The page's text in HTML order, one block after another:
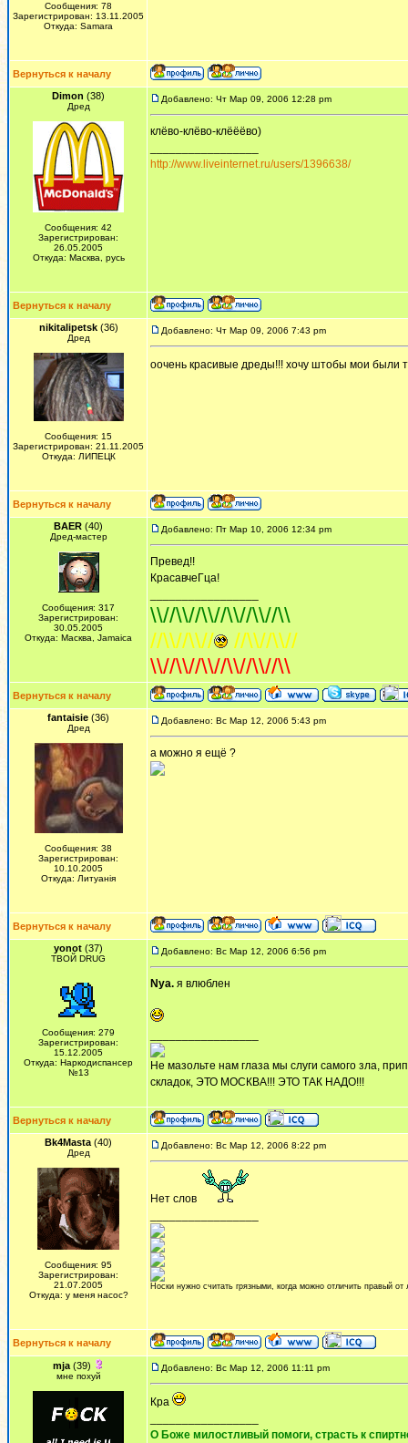
Сообщения: 78
Зарегистрирован: 13.11.2005
Откуда: Samara
Вернуться к началу
Dimon (38)
Дред
Сообщения: 42
Зарегистрирован:
26.05.2005
Откуда: Масква, русь
Добавлено: Чт Мар 09, 2006 12:28 pm
клёво-клёво-клёёёво)
http://www.liveinternet.ru/users/1396638/
Вернуться к началу
nikitalipetsk(36)
Дред
Сообщения: 15
Зарегистрирован: 21.11.2005
Откуда: ЛИПЕЦК
Добавлено: Чт Мар 09, 2006 7:43 pm
оочень красивые дреды!!! хочу штобы мои были
Вернуться к началу
BAER (40)
Дред-мастер
Сообщения: 317
Зарегистрирован:
30.05.2005
Откуда: Масква, Jamaica
Добавлено: Пт Мар 10, 2006 12:34 pm
Превед!!
КрасавчеГца!
\\//\\//\\//\\//\\//\\
//\\//\\//
//\\//\\//
\\//\\//\\//\\//\\//\\
Вернуться к началу
fantaisie (36)
Дред
Сообщения: 38
Зарегистрирован:
10.10.2005
Откуда: Литуанiя
Добавлено: Вс Мар 12, 2006 5:43 pm
а можно я ещё ?
Вернуться к началу
yonot (37)
ТВОЙ DRUG
Сообщения: 279
Зарегистрирован:
15.12.2005
Откуда: Наркодиспансер
№13
Добавлено: Вс Мар 12, 2006 6:56 pm
Nya. я влюблен
Не мазольте нам глаза мы слуги самого зла,
складок, ЭТО МОСКВА!!! ЭТО ТАК НАДО!!!
Вернуться к началу
Bk4Masta (40)
Дред
Сообщения: 95
Зарегистрирован:
21.07.2005
Откуда: у меня насос?
Добавлено: Вс Мар 12, 2006 8:22 pm
Нет слов
Носки нужно считать грязными, когда можно отличить правый от
Вернуться к началу
mja (39)
мне похуй
Добавлено: Вс Мар 12, 2006 11:11 pm
Кра
О Боже милостливый помоги, страсть к